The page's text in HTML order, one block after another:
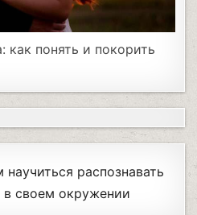
понять и покорить
распознавать
своем окружении